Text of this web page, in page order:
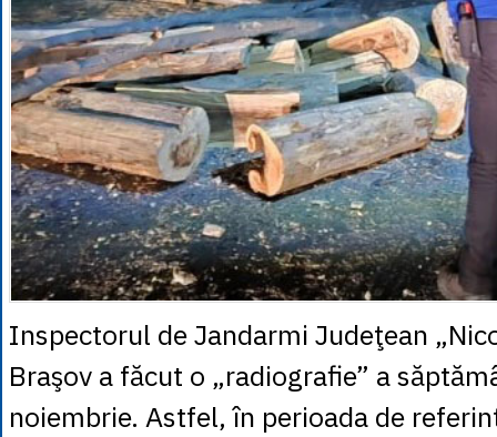
Inspectorul de Jandarmi Judeţean
Braşov a făcut o „radiografie” a
noiembrie. Astfel, în perioada de